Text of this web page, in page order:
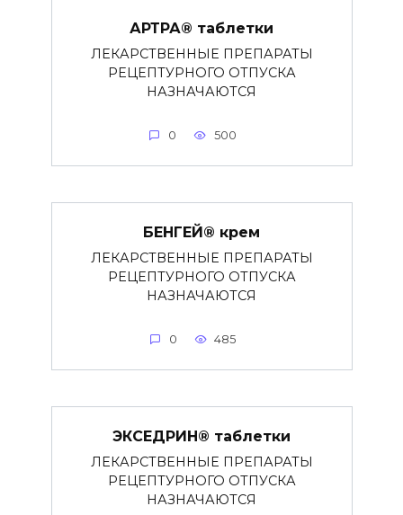
АРТРА® таблетки
ЛЕКАРСТВЕННЫЕ ПРЕПАРАТЫ
РЕЦЕПТУРНОГО ОТПУСКА
НАЗНАЧАЮТСЯ
0 500
БЕНГЕЙ® крем
ЛЕКАРСТВЕННЫЕ ПРЕПАРАТЫ
РЕЦЕПТУРНОГО ОТПУСКА
НАЗНАЧАЮТСЯ
0 485
ЭКСЕДРИН® таблетки
ЛЕКАРСТВЕННЫЕ ПРЕПАРАТЫ
РЕЦЕПТУРНОГО ОТПУСКА
НАЗНАЧАЮТСЯ